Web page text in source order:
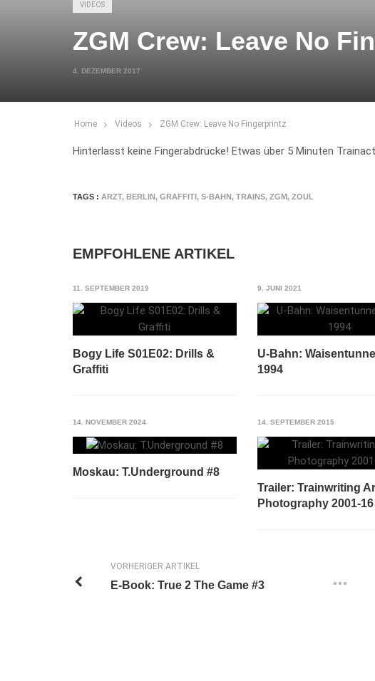
VIDEOS
ZGM Crew: Leave No
4. DEZEMBER 2017
Home Videos ZGM Crew: Leave No Fingerprintz
Hinterlasst keine Fingerabdrücke! Etwas über 5 Minuten
TAGS : ARZT, BERLIN, GRAFFITI, S-BAHN, TRAINS, ZGM, ZOUL
EMPFOHLENE ARTIKEL
11. SEPTEMBER 2019
Bogy Life S01E02: Drills &
Graffiti
9. JUNI 2021
U-Bahn:
1994
14. NOVEMBER 2024
Moskau: T.Underground #8
14. SEPTEMBER 2015
Trailer: Trainwriting
Photography 2001-16
VORHERIGER ARTIKEL
E-Book: True 2 The Game #3